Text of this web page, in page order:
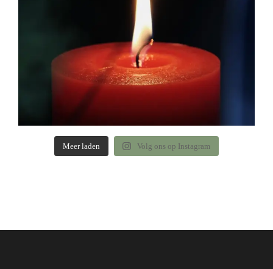
Meer laden Volg ons op Instagram